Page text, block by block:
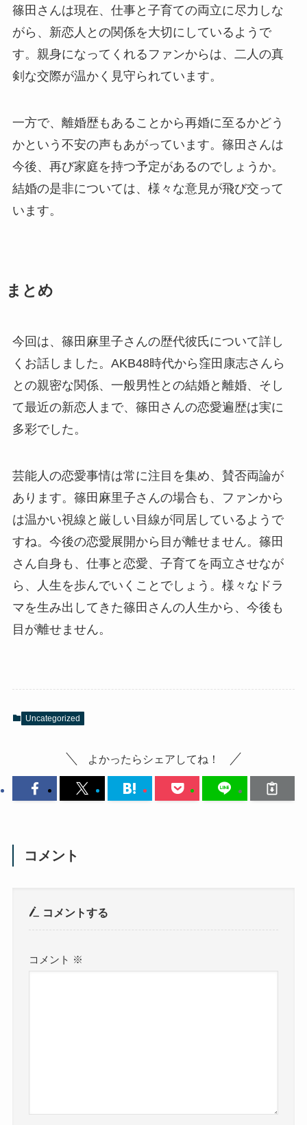
篠田さんは現在、仕事と子育ての両立に尽力しな
がら、新恋人との関係を大切にしているようで
す。親身になってくれるファンからは、二人の真
剣な交際が温かく見守られています。
一方で、離婚歴もあることから再婚に至るかどう
かという不安の声もあがっています。篠田さんは
今後、再び家庭を持つ予定があるのでしょうか。
結婚の是非については、様々な意見が飛び交って
います。
まとめ
今回は、篠田麻里子さんの歴代彼氏について詳し
くお話しました。AKB48時代から窪田康志さんら
との親密な関係、一般男性との結婚と離婚、そし
て最近の新恋人まで、篠田さんの恋愛遍歴は実に
多彩でした。
芸能人の恋愛事情は常に注目を集め、賛否両論が
あります。篠田麻里子さんの場合も、ファンから
は温かい視線と厳しい目線が同居しているようで
すね。今後の恋愛展開から目が離せません。篠田
さん自身も、仕事と恋愛、子育てを両立させなが
ら、人生を歩んでいくことでしょう。様々なドラ
マを生み出してきた篠田さんの人生から、今後も
目が離せません。
Uncategorized
よかったらシェアしてね！
コメント
コメントする
コメント ※